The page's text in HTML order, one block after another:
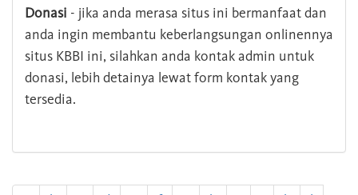
Donasi - jika anda merasa situs ini bermanfaat dan
anda ingin membantu keberlangsungan onlinennya
situs KBBI ini, silahkan anda kontak admin untuk
donasi, lebih detainya lewat form kontak yang
tersedia.